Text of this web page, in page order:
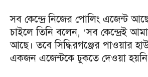
সব কেন্দ্রে নিজের পোলিং এজেন্ট
চাইলে তিনি বলেন, ‘সব কেন্দ্রেই
আছে। তবে সিদ্ধিরগঞ্জের পাওয়ার
একজন এজেন্টকে ঢুকতে দেওয়া